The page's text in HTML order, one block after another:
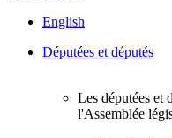
English
Députées et députés
Les députées et
l'Assemblée